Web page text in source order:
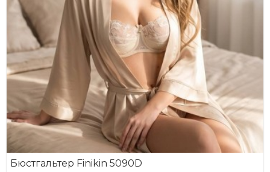
Бюстгальтер Finikin 5090D